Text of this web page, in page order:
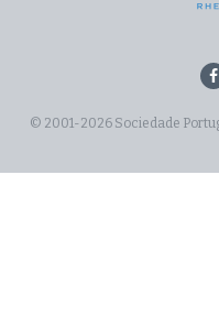
© 2001-2026 Sociedade